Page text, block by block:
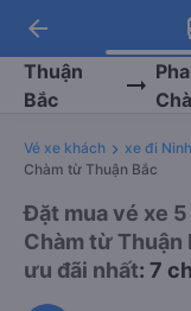
-
app
arrow_back
Thuận
Bắc
Vé xe khách xe đi
Chàm từ Thuận Bắc
Đặt mua vé xe
Chàm từ Thuận
ưu đãi nhất: 7